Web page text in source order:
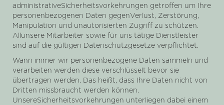
administrativeSicherheitsvorkehrungen getroffen um Ihre
personenbezogenen Daten gegenVerlust, Zerstörung,
Manipulation und unautorisierten Zugriff zu schützen.
Allunsere Mitarbeiter sowie für uns tätige Dienstleister
sind auf die gültigen Datenschutzgesetze verpflichtet.
Wann immer wir personenbezogene Daten sammeln und
verarbeiten werden diese verschlüsselt bevor sie
übertragen werden. Das heißt, dass Ihre Daten nicht von
Dritten missbraucht werden können.
UnsereSicherheitsvorkehrungen unterliegen dabei einem